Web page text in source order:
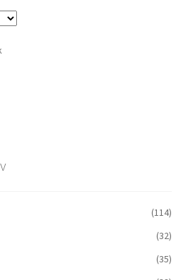
(114)
(32)
(35)